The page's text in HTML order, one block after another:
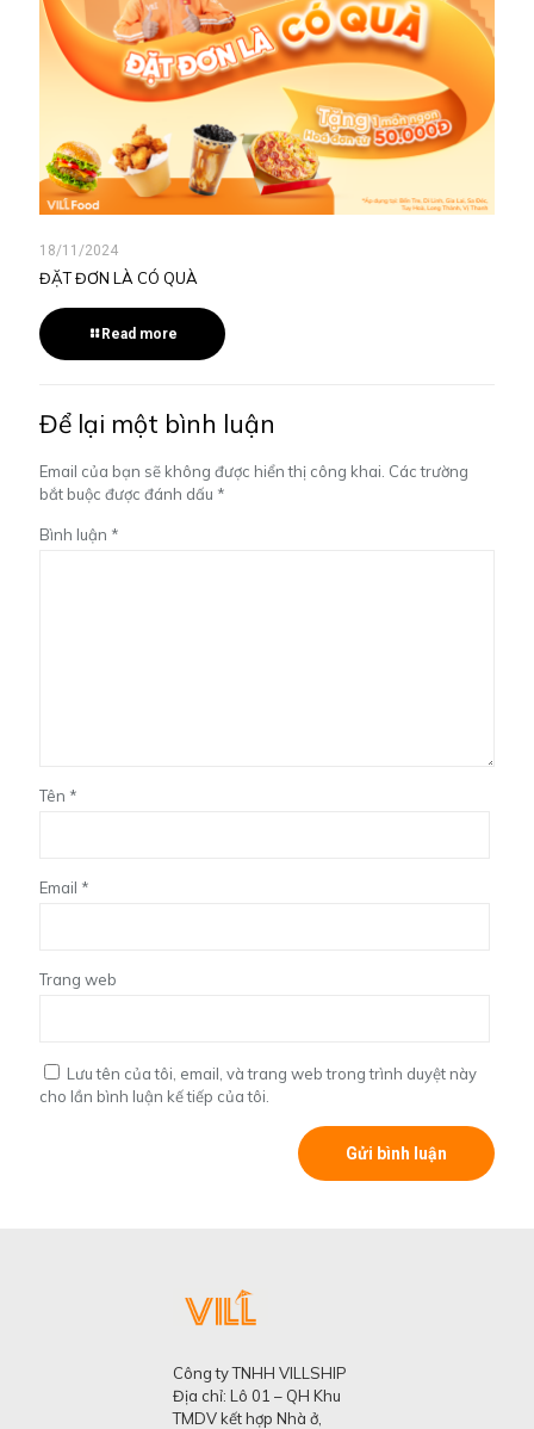
18/11/2024
ĐẶT ĐƠN LÀ CÓ QUÀ
Read more
Để lại một bình luận
Email của bạn sẽ không được hiển thị công khai. Các trường
bắt buộc được đánh dấu *
Bình luận *
Tên *
Email *
Trang web
Lưu tên của tôi, email, và trang web trong trình duyệt này
cho lần bình luận kế tiếp của tôi.
Công ty TNHH VILLSHIP
Địa chỉ: Lô 01 – QH Khu
TMDV kết hợp Nhà ở,